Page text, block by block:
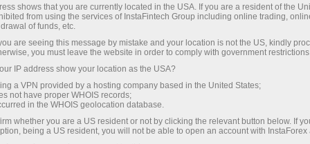
Nural do
reconhecimento da
InstaForex
A InstaForex é uma das marcas líderes globais
no forex. As empresas por trás da marca
InstaForex têm uma posição competitiva firme
em todos os principais segmentos. O grupo de
shows that you are currently located in the USA. If you are a resident of the
from using the services of InstaFintech Group including online trading,
of funds, etc.
are seeing this message by mistake and your location is not the US, kindly
you must leave the website in order to comply with government
IP address show your location as the USA?
a VPN provided by a hosting company based in the United States;
not have proper WHOIS records;
in the WHOIS geolocation database.
whether you are a US resident or not by clicking the relevant button below. If
being a US resident, you will not be able to open an account with InstaForex